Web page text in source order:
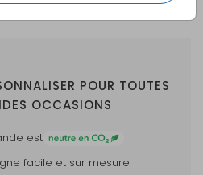
POUR TOUTES
OCCASIONS
est
facile et sur mesure